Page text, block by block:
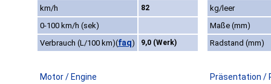
km/h 82
kg/leer
0-100 km/h (sek)
Maße (mm)
Verbrauch (L/100 km)(faq) 9,0 (Werk) Radstand (mm)
Motor / Engine Präsentation /